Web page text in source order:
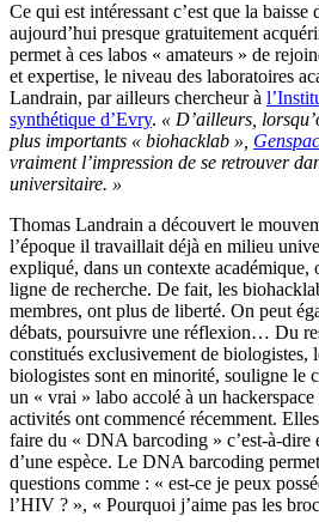
Ce qui est intéressant c’est que la
aujourd’hui presque gratuitement
permet à ces labos « amateurs » de
et expertise, le niveau des laboratoires
Landrain, par ailleurs chercheur à
synthétique d’Evry. « D’ailleurs,
plus importants « biohacklab »,
vraiment l’impression de se retrouver
universitaire. »
Thomas Landrain a découvert le
l’époque il travaillait déjà en milieu
expliqué, dans un contexte académique,
ligne de recherche. De fait, les
membres, ont plus de liberté. On peut
débats, poursuivre une réflexion… Du
constitués exclusivement de biologistes,
biologistes sont en minorité, souligne le
un « vrai » labo accolé à un hackerspace
activités ont commencé récemment.
faire du « DNA barcoding » c’est-à-dire
d’une espèce. Le DNA barcoding
questions comme : « est-ce je peux
l’HIV ? », « Pourquoi j’aime pas les